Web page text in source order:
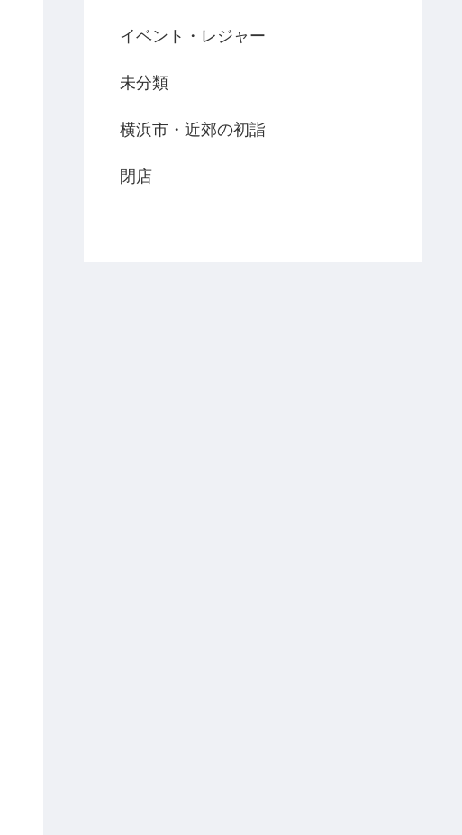
イベント・レジャー
未分類
横浜市・近郊の初詣
閉店